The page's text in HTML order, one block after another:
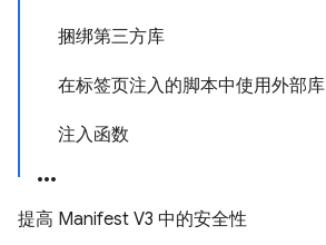
捆绑第三方库
在标签页注入的脚本中使用外部库
注入函数
提高 Manifest V3 中的安全性